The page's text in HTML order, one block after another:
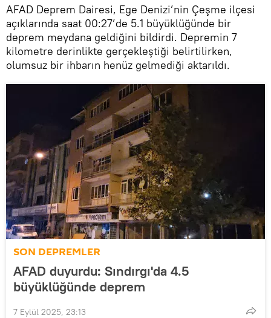
AFAD Deprem Dairesi, Ege Denizi’nin Çeşme ilçesi
açıklarında saat 00:27’de 5.1 büyüklüğünde bir
deprem meydana geldiğini bildirdi. Depremin 7
kilometre derinlikte gerçekleştiği belirtilirken,
olumsuz bir ihbarın henüz gelmediği aktarıldı.
SON DEPREMLER
AFAD duyurdu: Sındırgı'da 4.5
büyüklüğünde deprem
7 Eylül 2025, 23:13